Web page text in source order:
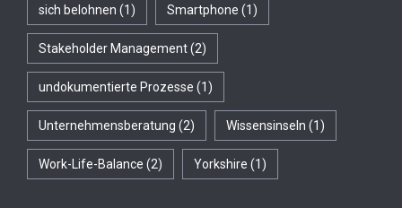
sich belohnen (1) Smartphone (1)
Stakeholder Management(2)
undokumentierte Prozesse (1)
Unternehmensberatung (2) Wissensinseln (1)
Work-Life-Balance (2) Yorkshire (1)